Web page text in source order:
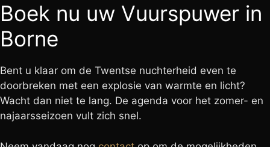
Boek nu uw Vuurspuwer in
Borne
Bent u klaar om de Twentse nuchterheid even te
doorbreken met een explosie van warmte en licht?
Wacht dan niet te lang. De agenda voor het zomer- en
najaarsseizoen vult zich snel.